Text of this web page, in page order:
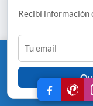
Relacionados:
Ciudades
vida
Resumen
– Claves
Vivir más y
This website uses
assume you're ok
Recibí información